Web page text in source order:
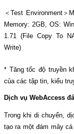
＜Test Environment
Memory: 2GB, OS:
1.71 (File Copy To
Write)
* Tăng tốc độ truyền
của các tập tin, kiểu
Dịch vụ WebAccess
Trong khi di chuyển,
tạo ra một đám mây